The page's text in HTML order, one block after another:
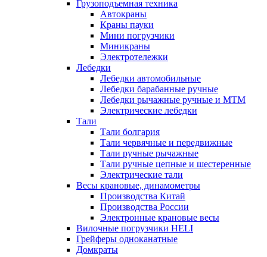
Грузоподъемная техника
Автокраны
Краны пауки
Мини погрузчики
Миникраны
Электротележки
Лебедки
Лебедки автомобильные
Лебедки барабанные ручные
Лебедки рычажные ручные и МТМ
Электрические лебедки
Тали
Тали болгария
Тали червячные и передвижные
Тали ручные рычажные
Тали ручные цепные и шестеренные
Электрические тали
Весы крановые, динамометры
Производства Китай
Производства России
Электронные крановые весы
Вилочные погрузчики HELI
Грейферы одноканатные
Домкраты